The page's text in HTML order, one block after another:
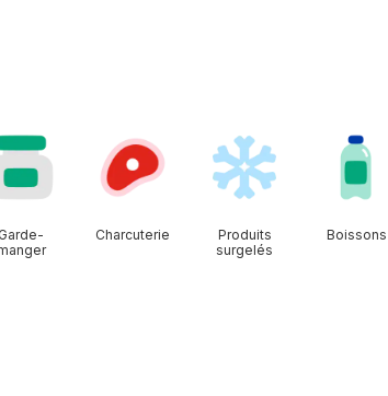
Garde-
Charcuterie
Produits
surgelés
Boissons